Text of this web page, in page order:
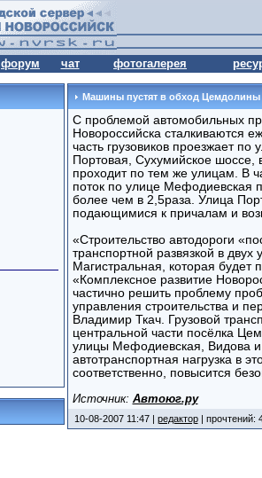
форум чат фотогалерея
Машины пустят в обход Цемдолины
С проблемой автомобильных
Новороссийска сталкиваются
часть грузовиков проезжает
Портовая, Сухумийское шоссе,
проходит по тем же улицам. В
поток по улице Мефодиевская
более чем в 2,5раза. Улица
подающимися к причалам и
«Строительство автодороги
транспортной развязкой в
Магистральная, которая будет
«Комплексное развитие
частично решить проблему
управления строительства и
Владимир Ткач. Грузовой
центральной части посёлка
улицы Мефодиевская, Видова
автотранспортная нагрузка в
соответственно, повысится
Источник: Автоюг.ру
10-08-2007 11:47 | редактор| прочтений: